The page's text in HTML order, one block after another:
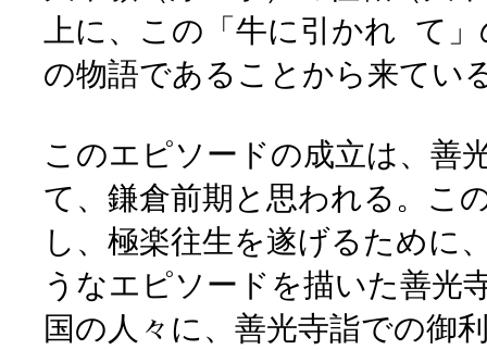
上に、この「牛に引かれ て
の物語であることから来てい
このエピソードの成立は、善
て、鎌倉前期と思われる。こ
し、極楽往生を遂げるために
うなエピソードを描いた善光
国の人々に、善光寺詣での御